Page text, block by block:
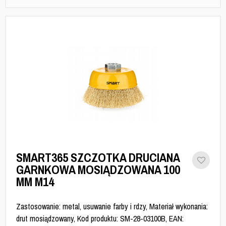
SMART365 SZCZOTKA DRUCIANA
GARNKOWA MOSIĄDZOWANA 100
MM M14
Zastosowanie: metal, usuwanie farby i rdzy, Materiał wykonania:
drut mosiądzowany, Kod produktu: SM-28-03100B, EAN: